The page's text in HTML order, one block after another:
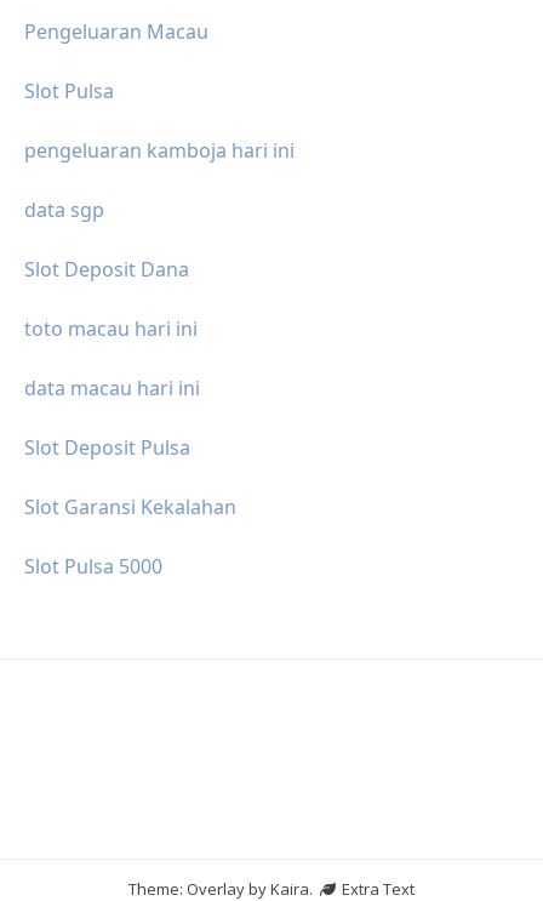
Pengeluaran Macau
Slot Pulsa
pengeluaran kamboja hari ini
data sgp
Slot Deposit Dana
toto macau hari ini
data macau hari ini
Slot Deposit Pulsa
Slot Garansi Kekalahan
Slot Pulsa 5000
Theme: Overlay byKaira.
Extra Text